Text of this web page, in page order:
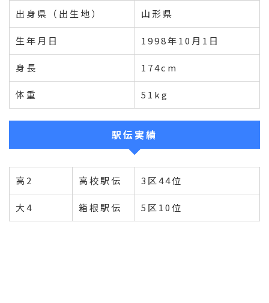
出身県（出生地） 山形県
生年月日 1998年10月1日
身長 174cm
体重 51kg
駅伝実績
高2 高校駅伝 3区44位
大4 箱根駅伝 5区10位